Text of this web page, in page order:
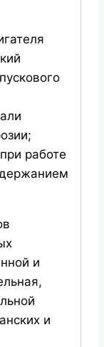
работе
и
и